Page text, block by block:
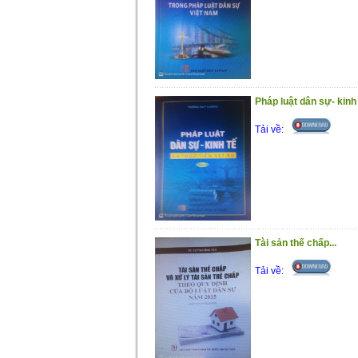
Pháp luật dân sự- kinh
Tải về:
Tài sản thế chấp...
Tải về: